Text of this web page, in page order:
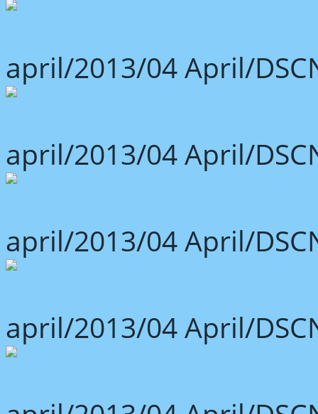
april/2013/04 April/
april/2013/04 April/
april/2013/04 April/
april/2013/04 April/